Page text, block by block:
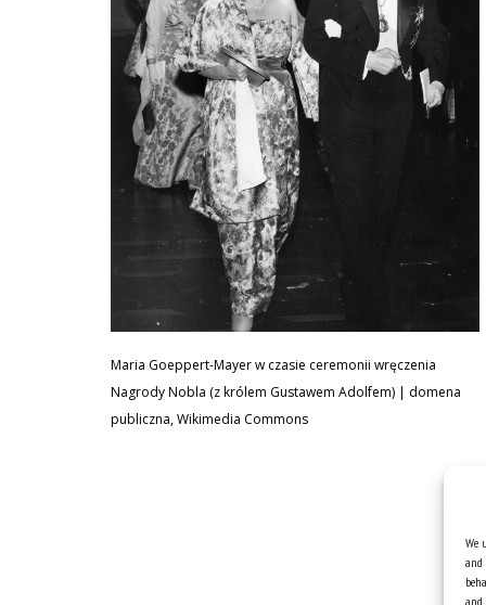
We
and
and
Maria Goeppert-Mayer w czasie ceremonii wręczenia
Nagrody Nobla (z królem Gustawem Adolfem) | domena
publiczna, Wikimedia Commons